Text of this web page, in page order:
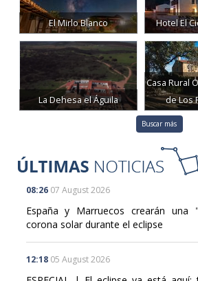
El Mirlo Blanco Hotel El
La Dehesa el Águila
Casa Rural
de Los
Buscar más
07 August 2026
España y Marruecos crearán una
corona solar durante el eclipse
05 August 2026